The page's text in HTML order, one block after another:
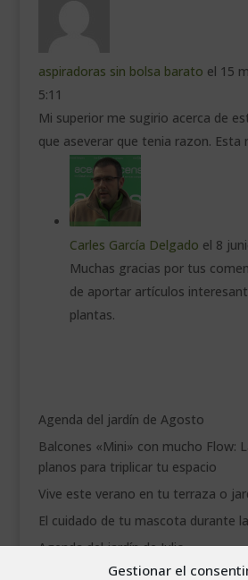
Gestionar el
aspiradoras sin bolsa barato el 15
5:11
Mi superior me sugirio acerca de
que aseverar que tenia razon. Esta
Carles García Delgado el 8
Muchas gracias por tus
de aportar artículos
plantas.
Agenda del jardín de Agosto
Balcones «Mini» con mucho Flow:
planos para triplicar tu espacio
Vive este verano en tu terraza o
El cuidado de tu mascota durante
Agenda del jardín de Julio